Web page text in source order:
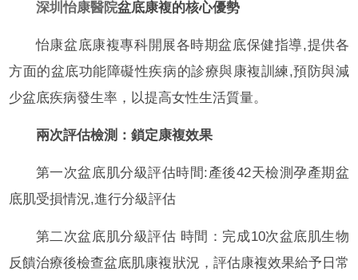
深圳怡康醫院盆底康複的核心優勢
怡康盆底康複專科開展各時期盆底保健指導,提供各
方面的盆底功能障礙性疾病的診療與康複訓練,預防與減
少盆底疾病發生率，以提高女性生活質量。
兩次評估檢測：鎖定康複效果
第一次盆底肌分級評估時間:產後42天檢測孕產期盆
底肌受損情況,進行分級評估
第二次盆底肌分級評估 時間：完成10次盆底肌生物
反饋治療後檢查盆底肌康複狀況，評估康複效果給予日常